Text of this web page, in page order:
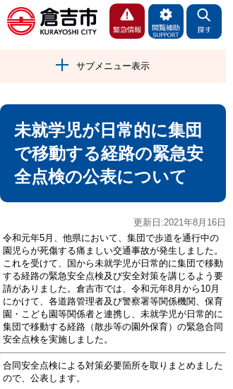
サブメニュー表示
未就学児が日常的に集団
で移動する経路の緊急安
全点検の公表について
更新日:2021年8月16日
令和元年5月、他県において、集団で歩道を通行中の
園児らが死傷する痛ましい交通事故が発生しました。
これを受けて、国から未就学児が日常的に集団で移動
する経路の緊急安全点検及び安全対策を講じるよう要
請がありました。倉吉市では、令和元年8月から10月
にかけて、各道路管理者及び警察署等関係機関、保育
園・こども園等関係者と連携し、未就学児が日常的に
集団で移動する経路（散歩等の園外保育）の緊急合同
安全点検を実施しました。
合同安全点検による対策必要箇所を取りまとめました
ので、公表します。